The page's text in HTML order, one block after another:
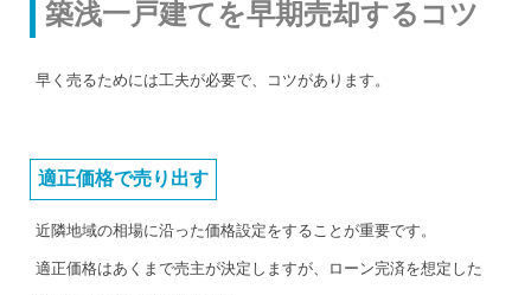
築浅一戸建てを早期売却するコツ
早く売るためには工夫が必要で、コツがあります。
適正価格で売り出す
近隣地域の相場に沿った価格設定をすることが重要です。
適正価格はあくまで売主が決定しますが、ローン完済を想定した